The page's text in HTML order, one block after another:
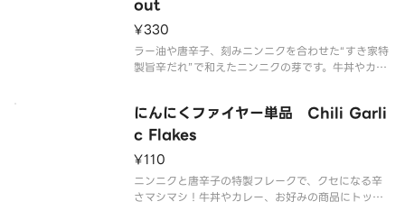
out
¥330
ラー油や唐辛子、刻みニンニクを合わせた“すき家特
製旨辛だれ”で和えたニンニクの芽です。牛丼やカレ
です。お子様・辛いものが苦手な方はご注意くださ
い。
にんにくファイヤー単品 Chili Garli
c Flakes
¥110
ニンニクと唐辛子の特製フレークで、クセになる辛
さマシマシ！牛丼やカレー、お好みの商品にトッピ